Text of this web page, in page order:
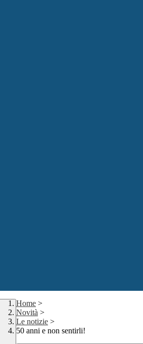
Home >
Novità >
Le notizie >
50 anni e non sentirli!